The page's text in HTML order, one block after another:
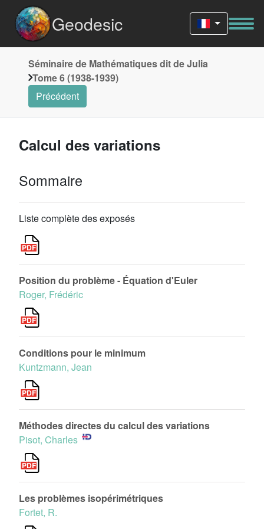
Geodesic
Séminaire de Mathématiques dit de Julia
Tome 6 (1938-1939)
Précédent
Calcul des variations
Sommaire
Liste complète des exposés
Position du problème - Équation d'Euler
Roger, Frédéric
Conditions pour le minimum
Kuntzmann, Jean
Méthodes directes du calcul des variations
Pisot, Charles
Les problèmes isopérimétriques
Fortet, R.